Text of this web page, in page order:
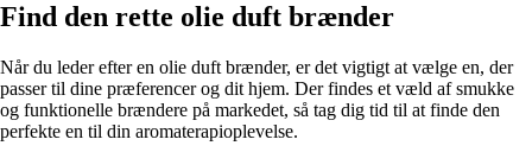
Find den rette olie duft brænder
Når du leder efter en olie duft brænder, er det vigtigt at vælge en, der
passer til dine præferencer og dit hjem. Der findes et væld af smukke
og funktionelle brændere på markedet, så tag dig tid til at finde den
perfekte en til din aromaterapioplevelse.